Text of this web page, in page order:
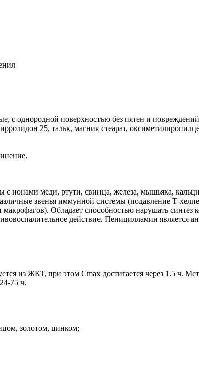
с однородной поверхностью без пятен и
25, тальк, магния стеарат,
ионами меди, ртути, свинца, железа, мышьяка,
звенья иммунной системы (подавление Т-
Обладает способностью нарушать синтез
действие. Пеницилламин является
из ЖКТ, при этом Cmax достигается через 1.5 ч.
75 ч.
золотом, цинком;